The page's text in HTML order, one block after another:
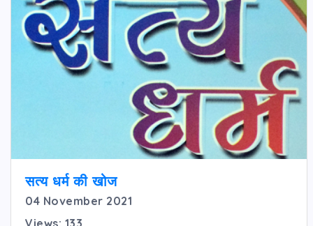
सत्य धर्म की खोज
04 November 2021
Views: 133